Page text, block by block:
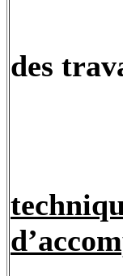
des